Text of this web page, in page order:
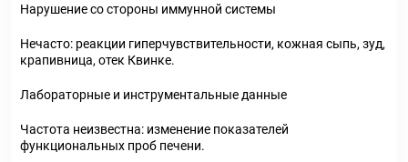
Нарушение со стороны иммунной системы
Нечасто: реакции гиперчувствительности, кожная сыпь, зуд,
крапивница, отек Квинке.
Лабораторные и инструментальные данные
Частота неизвестна: изменение показателей
функциональных проб печени.